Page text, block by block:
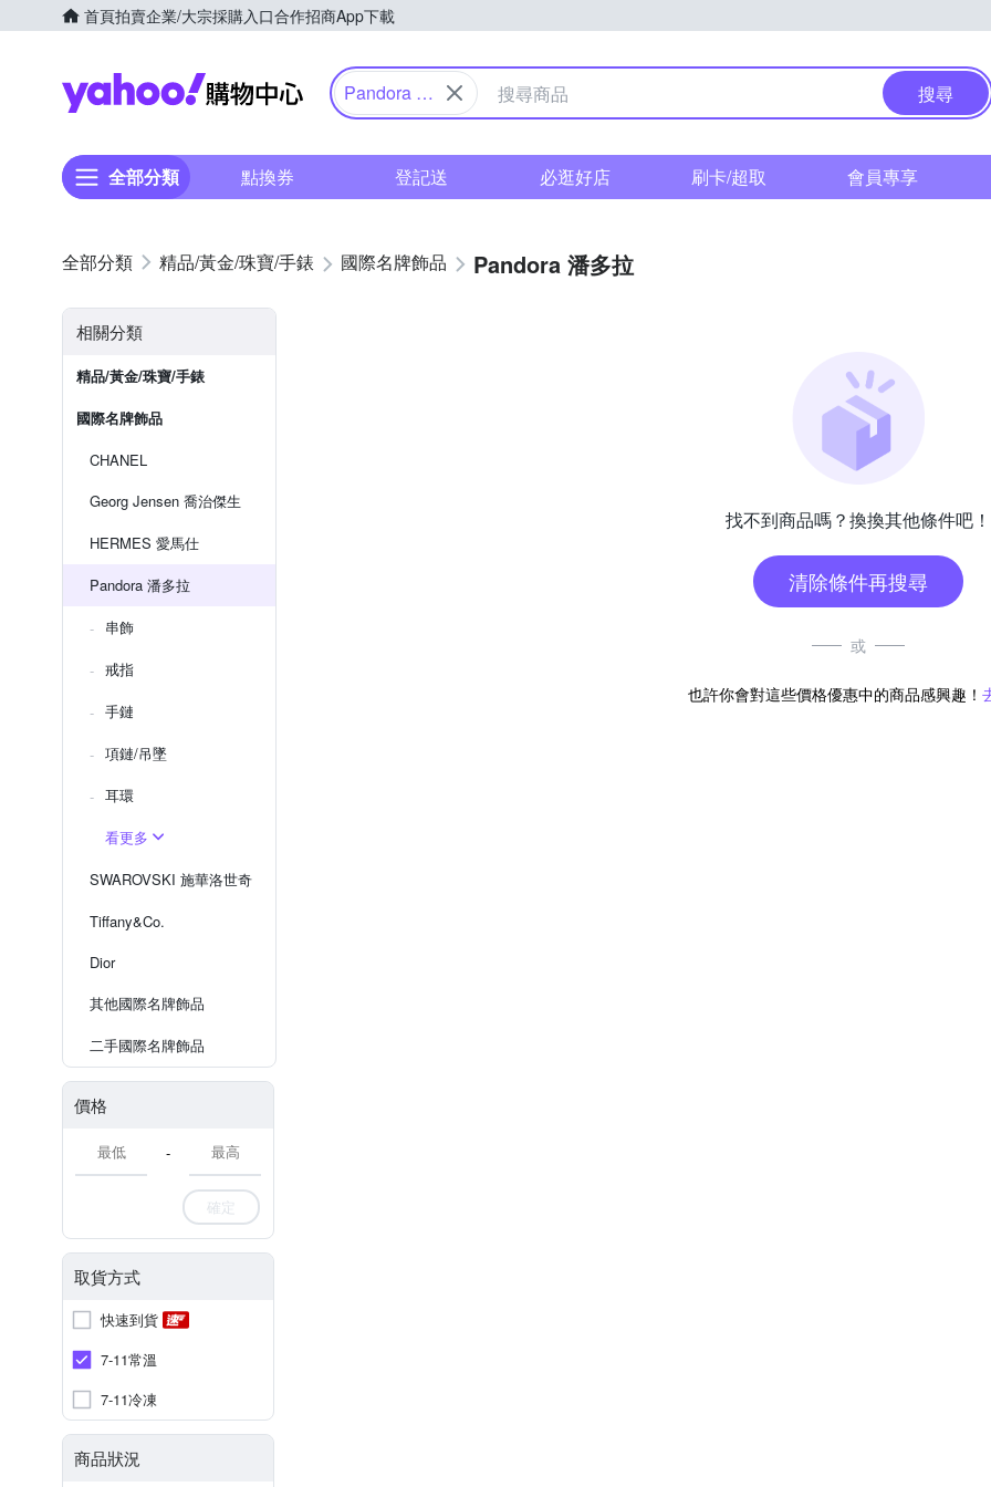
首頁拍賣企業/大宗採購入口合作招商App下載
Yahoo購物中心
Pandora 潘
搜尋
全部分類 點換券 登記送 必逛好店 刷卡/超取 會員專享
精品/黃金/珠寶/手錶 國際名牌飾品 Pandora 潘多拉
相關分類
精品/黃金/珠寶/手錶
國際名牌飾品
CHANEL
Georg Jensen 喬治傑生
HERMES 愛馬仕
Pandora 潘多拉
串飾
戒指
手鏈
項鏈/吊墜
耳環
看更多
SWAROVSKI 施華洛世奇
Tiffany&Co.
Dior
其他國際名牌飾品
二手國際名牌飾品
價格
-
確定
取貨方式
快速到貨
7-11常溫
7-11冷凍
商品狀況
找不到商品嗎？換換其他條件吧！
清除條件再搜尋
或
也許你會對這些價格優惠中的商品感興趣！